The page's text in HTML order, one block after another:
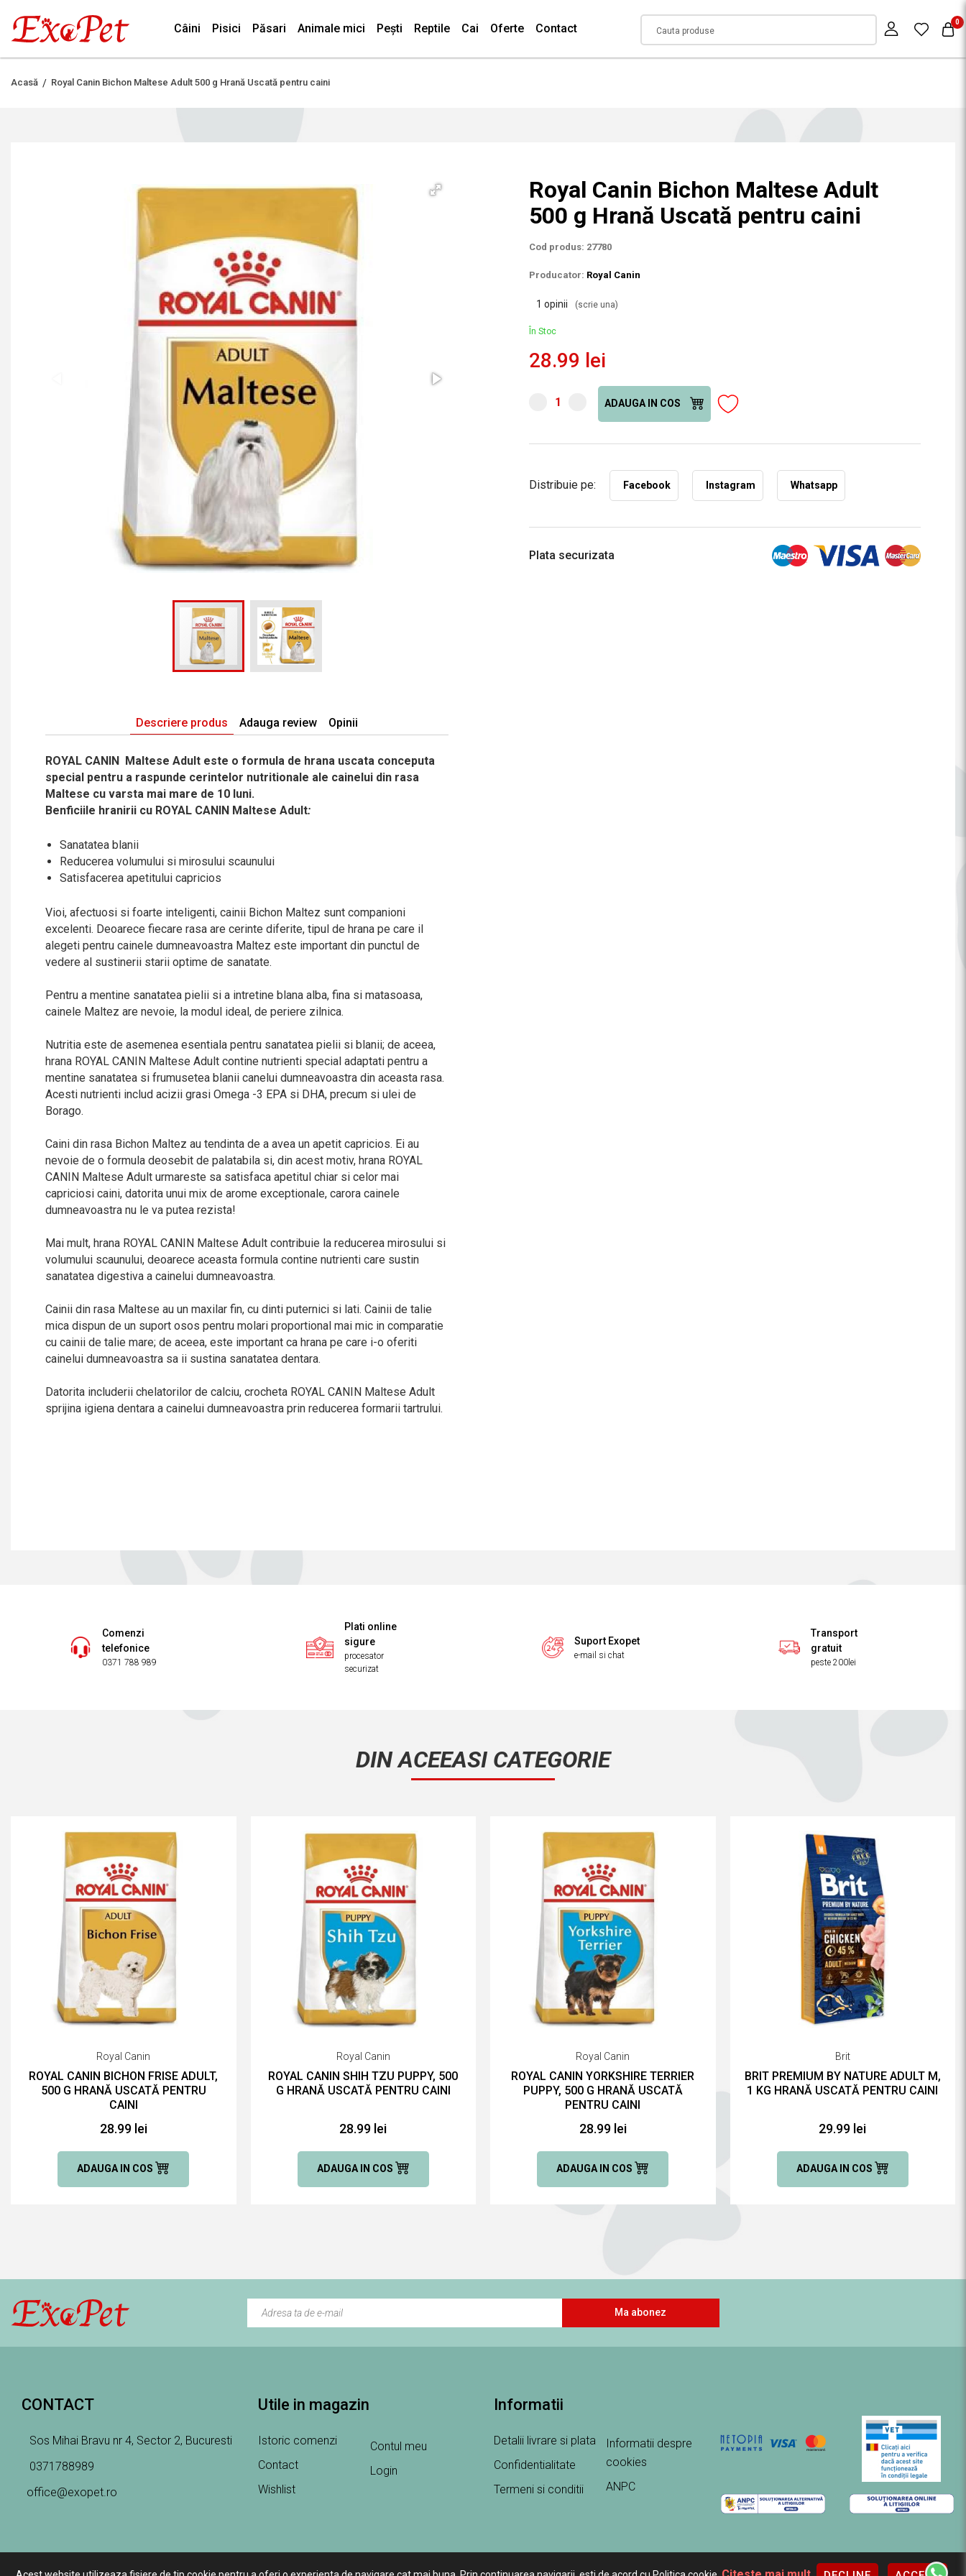
Câini Pisici Păsari Animale mici Pești Reptile Cai Oferte Contact 0
Acasă Royal Canin Bichon Maltese Adult 500 g Hrană Uscată pentru caini
Descriere produs Adauga review Opinii
ROYAL CANIN Maltese Adult este o formula de hrana uscata conceputa
special pentru a raspunde cerintelor nutritionale ale cainelui din rasa
Maltese cu varsta mai mare de 10 luni.
Benficiile hranirii cu ROYAL CANIN Maltese Adult:
Sanatatea blanii
Reducerea volumului si mirosului scaunului
Satisfacerea apetitului capricios
Vioi, afectuosi si foarte inteligenti, cainii Bichon Maltez sunt companioni
excelenti. Deoarece fiecare rasa are cerinte diferite, tipul de hrana pe care il
alegeti pentru cainele dumneavoastra Maltez este important din punctul de
vedere al sustinerii starii optime de sanatate.
Pentru a mentine sanatatea pielii si a intretine blana alba, fina si matasoasa,
cainele Maltez are nevoie, la modul ideal, de periere zilnica.
Nutritia este de asemenea esentiala pentru sanatatea pielii si blanii; de aceea,
hrana ROYAL CANIN Maltese Adult contine nutrienti special adaptati pentru a
mentine sanatatea si frumusetea blanii canelui dumneavoastra din aceasta rasa.
Acesti nutrienti includ acizii grasi Omega -3 EPA si DHA, precum si ulei de
Borago.
Caini din rasa Bichon Maltez au tendinta de a avea un apetit capricios. Ei au
nevoie de o formula deosebit de palatabila si, din acest motiv, hrana ROYAL
CANIN Maltese Adult urmareste sa satisfaca apetitul chiar si celor mai
capriciosi caini, datorita unui mix de arome exceptionale, carora cainele
dumneavoastra nu le va putea rezista!
Mai mult, hrana ROYAL CANIN Maltese Adult contribuie la reducerea mirosului si
volumului scaunului, deoarece aceasta formula contine nutrienti care sustin
sanatatea digestiva a cainelui dumneavoastra.
Cainii din rasa Maltese au un maxilar fin, cu dinti puternici si lati. Cainii de talie
mica dispun de un suport osos pentru molari proportional mai mic in comparatie
cu cainii de talie mare; de aceea, este important ca hrana pe care i-o oferiti
cainelui dumneavoastra sa ii sustina sanatatea dentara.
Datorita includerii chelatorilor de calciu, crocheta ROYAL CANIN Maltese Adult
sprijina igiena dentara a cainelui dumneavoastra prin reducerea formarii tartrului.
Royal Canin Bichon Maltese Adult
500 g Hrană Uscată pentru caini
Cod produs: 27780
Producator: Royal Canin
1 opinii (scrie una)
În Stoc
28.99 lei
ADAUGA IN COS
Distribuie pe: Facebook Instagram Whatsapp
Plata securizata
Comenzi
telefonice
0371 788 989
Plati online
sigure
procesator
securizat
Suport Exopet
e-mail si chat
Transport
gratuit
peste 200lei
DIN ACEEASI CATEGORIE
Royal Canin
ROYAL CANIN BICHON FRISE ADULT,
500 G HRANĂ USCATĂ PENTRU
CAINI
28.99 lei
ADAUGA IN COS
Royal Canin
ROYAL CANIN SHIH TZU PUPPY, 500
G HRANĂ USCATĂ PENTRU CAINI
28.99 lei
ADAUGA IN COS
Royal Canin
ROYAL CANIN YORKSHIRE TERRIER
PUPPY, 500 G HRANĂ USCATĂ
PENTRU CAINI
28.99 lei
ADAUGA IN COS
Brit
BRIT PREMIUM BY NATURE ADULT M,
1 KG HRANĂ USCATĂ PENTRU CAINI
29.99 lei
ADAUGA IN COS
Ma abonez
CONTACT
Sos Mihai Bravu nr 4, Sector 2, Bucuresti
0371788989
office@exopet.ro
Utile in magazin
Istoric comenzi
Contact
Wishlist
Contul meu
Login
Informatii
Detalii livrare si plata
Confidentialitate
Termeni si conditii
Informatii despre
cookies
ANPC